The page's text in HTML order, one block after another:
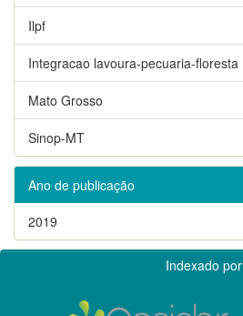
Ilpf
Integracao lavoura-pecuaria-floresta
Mato Grosso
Sinop-MT
Ano de publicação
2019
Indexado por